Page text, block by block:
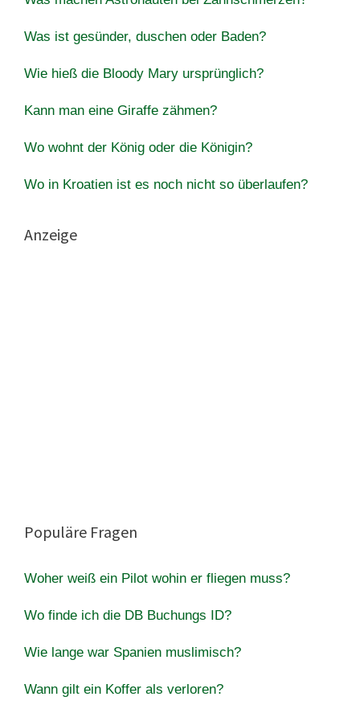
Was ist gesünder, duschen oder Baden?
Wie hieß die Bloody Mary ursprünglich?
Kann man eine Giraffe zähmen?
Wo wohnt der König oder die Königin?
Wo in Kroatien ist es noch nicht so überlaufen?
Anzeige
Populäre Fragen
Woher weiß ein Pilot wohin er fliegen muss?
Wo finde ich die DB Buchungs ID?
Wie lange war Spanien muslimisch?
Wann gilt ein Koffer als verloren?